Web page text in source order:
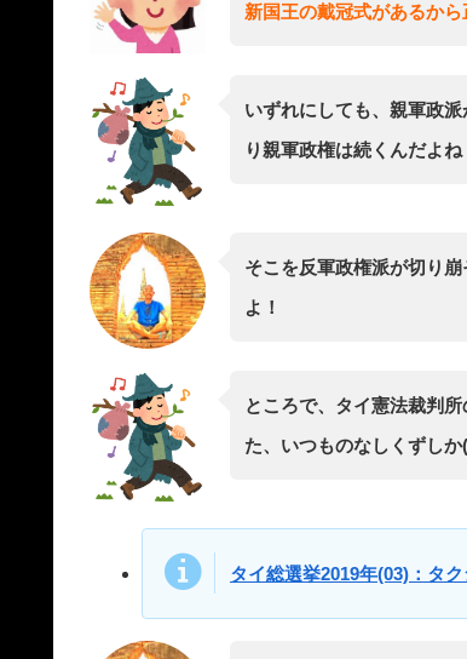
新国王の戴冠式があるから
いずれにしても、親軍政
り親軍政権は続くんだよね
そこを反軍政権派が切り
よ！
ところで、タイ憲法裁判
た、いつものなしくずしか
タイ総選挙2019年(03)：タ